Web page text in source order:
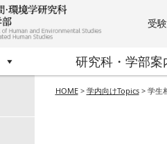
受
研究科・学部案
HOME> 学内向けTopics> 学生